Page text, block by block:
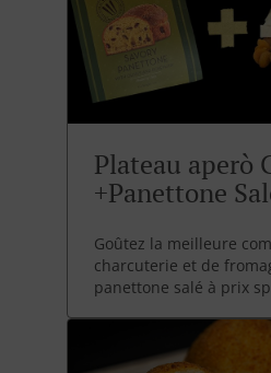
Plateau aperò
+Panettone
Goûtez la meilleure
charcuterie et de
panettone salé à prix